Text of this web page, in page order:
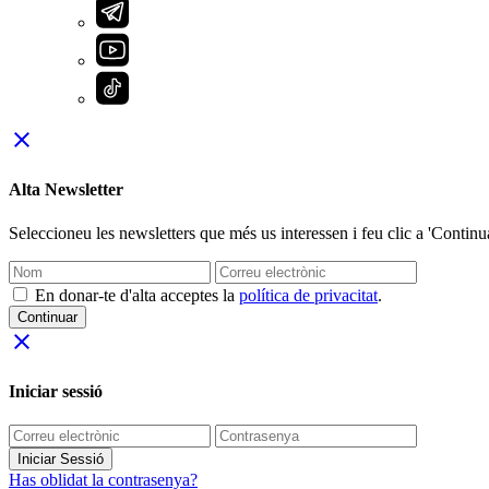
close
Alta Newsletter
Seleccioneu les newsletters que més us interessen i feu clic a
En donar-te d'alta acceptes la política de privacitat.
Continuar
close
Iniciar sessió
Iniciar Sessió
Has oblidat la contrasenya?